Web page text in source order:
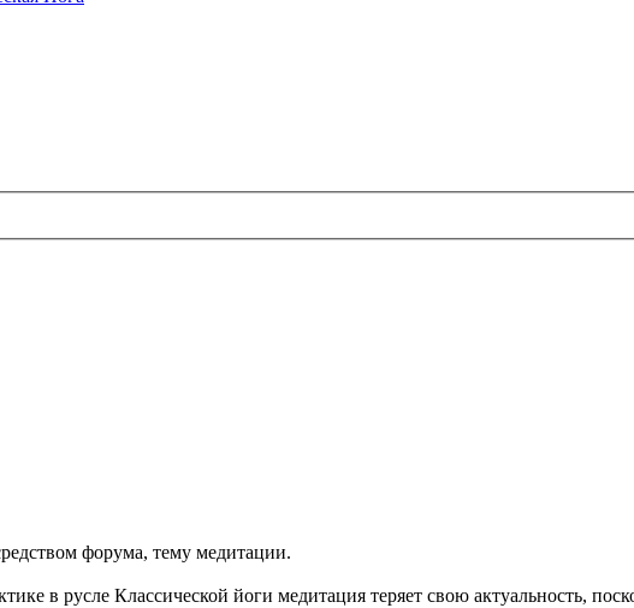
форума, тему медитации.
в русле Классической йоги медитация теряет свою актуальность,